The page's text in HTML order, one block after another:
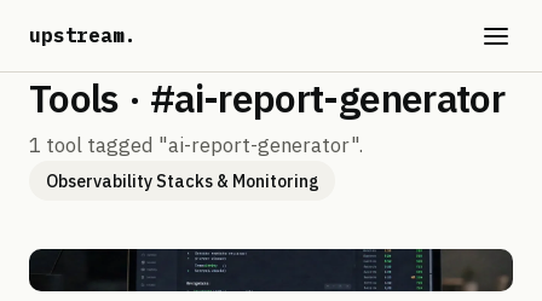
Tools · #ai-report-generator
1 tool tagged "ai-report-generator".
Observability Stacks & Monitoring
upstream.